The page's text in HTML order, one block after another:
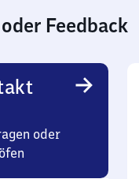
Feedback
oder